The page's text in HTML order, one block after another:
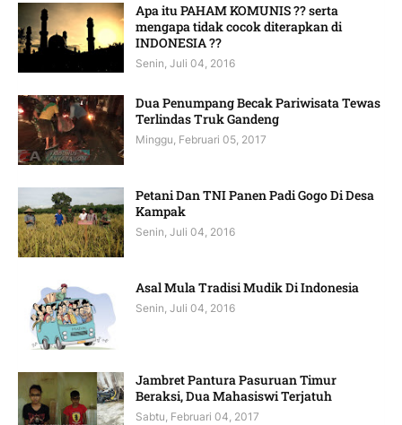
Apa itu PAHAM KOMUNIS ?? serta
mengapa tidak cocok diterapkan di
INDONESIA ??
Senin, Juli 04, 2016
Dua Penumpang Becak Pariwisata Tewas
Terlindas Truk Gandeng
Minggu, Februari 05, 2017
Petani Dan TNI Panen Padi Gogo Di Desa
Kampak
Senin, Juli 04, 2016
Asal Mula Tradisi Mudik Di Indonesia
Senin, Juli 04, 2016
Jambret Pantura Pasuruan Timur
Beraksi, Dua Mahasiswi Terjatuh
Sabtu, Februari 04, 2017